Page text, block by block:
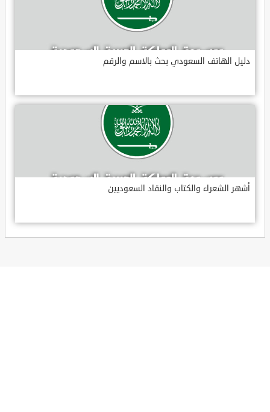
دليل الهاتف السعودي بحث بالاسم والرقم
أشهر الشعراء والكتاب والنقاد السعوديين